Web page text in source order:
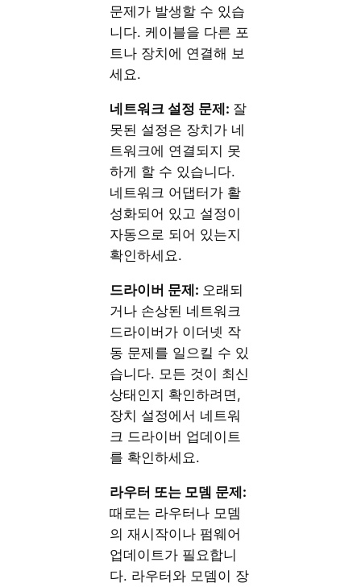
문제가 발생할 수 있습
니다. 케이블을 다른 포
트나 장치에 연결해 보
세요.
네트워크 설정 문제: 잘
못된 설정은 장치가 네
트워크에 연결되지 못
하게 할 수 있습니다.
네트워크 어댑터가 활
성화되어 있고 설정이
자동으로 되어 있는지
확인하세요.
드라이버 문제: 오래되
거나 손상된 네트워크
드라이버가 이더넷 작
동 문제를 일으킬 수 있
습니다. 모든 것이 최신
상태인지 확인하려면,
장치 설정에서 네트워
크 드라이버 업데이트
를 확인하세요.
라우터 또는 모뎀 문제:
때로는 라우터나 모뎀
의 재시작이나 펌웨어
업데이트가 필요합니
다. 라우터와 모뎀이 장